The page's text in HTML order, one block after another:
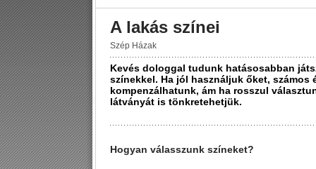
A lakás színei
Szép Házak
Kevés dologgal tudunk hatásosabban
színekkel. Ha jól használjuk őket,
kompenzálhatunk, ám ha rosszul
látványát is tönkretehetjük.
Hogyan válasszunk színeket?